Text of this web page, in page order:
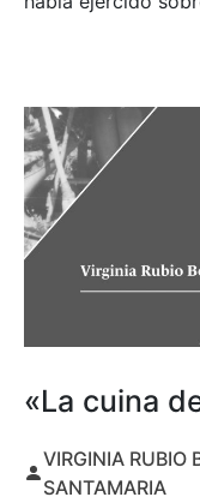
«La cuina
VIRGINIA RUBIO
SANTAMARIA